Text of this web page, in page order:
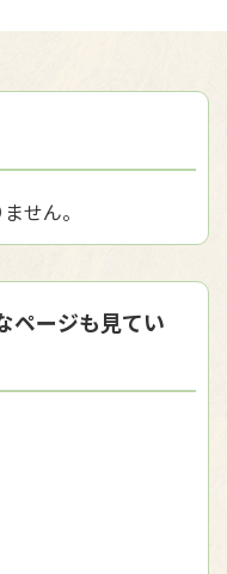
せん。
ページも見てい